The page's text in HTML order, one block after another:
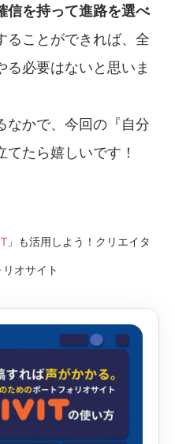
信を持って進路を選べ
ることができれば、全
る必要はないと思いま
なかで、今回の『自分
たら嬉しいです！
」も活用しよう！クリエイタ
オサイト